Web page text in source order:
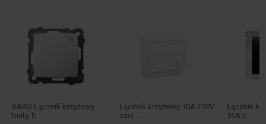
KARO Łącznik krzyżowy
biały, b...
Łącznik krzyżowy 10A 250V
zaci...
Łącznik
16A 2...